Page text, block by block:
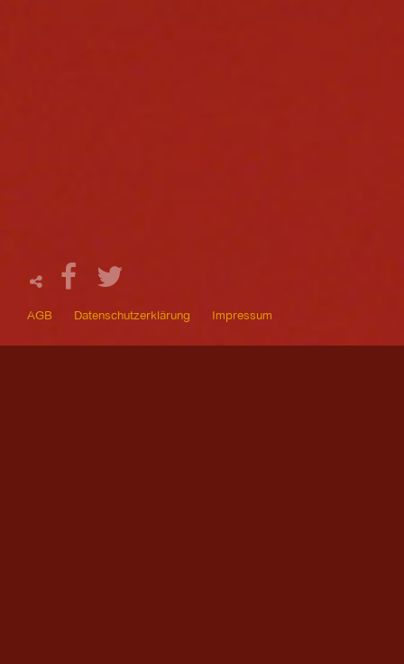
AGB Datenschutzerklärung Impressum